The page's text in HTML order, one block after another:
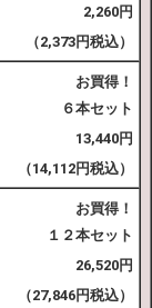
2,260円
（2,373円税込）
お買得！
６本セット
13,440円
（14,112円税込）
お買得！
１２本セット
26,520円
（27,846円税込）